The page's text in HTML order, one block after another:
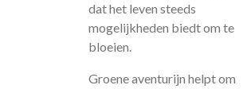
dat het leven steeds
mogelijkheden biedt om te
bloeien.
Groene aventurijn helpt om